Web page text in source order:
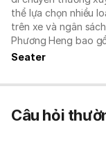
thể lựa chọn nhiều
trên xe và ngân
Phương Heng bao
Seater
Câu hỏi